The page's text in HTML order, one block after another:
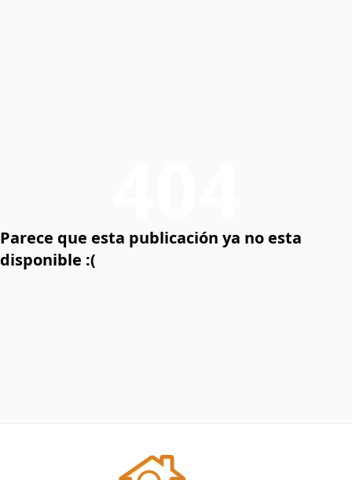
Parece que esta publicación ya no esta
disponible :(